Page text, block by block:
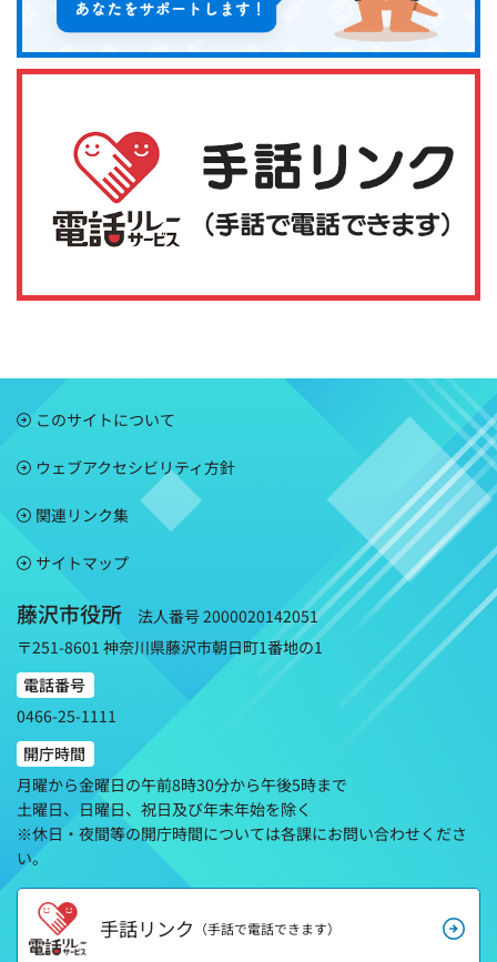
このサイトについて
ウェブアクセシビリティ方針
関連リンク集
サイトマップ
藤沢市役所
法人番号 2000020142051
〒251-8601 神奈川県藤沢市朝日町1番地の1
電話番号
0466-25-1111
開庁時間
月曜から金曜日の午前8時30分から午後5時まで
土曜日、日曜日、祝日及び年末年始を除く
※休日・夜間等の開庁時間については各課にお問い合わせくださ
い。
手話リンク （手話で電話できます）